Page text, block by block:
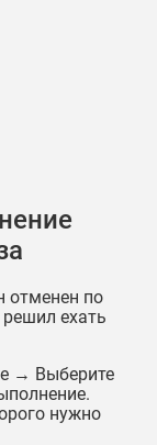
отменен по
ехать
→ Выберите
нужно